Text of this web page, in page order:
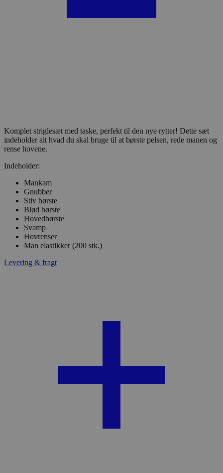
Komplet striglesæt med taske, perfekt til den nye rytter! Dette sæt
indeholder alt hvad du skal bruge til at børste pelsen, rede manen og
rense hovene.
Indeholder:
Mankam
Gnubber
Stiv børste
Blød børste
Hovedbørste
Svamp
Hovrenser
Man elastikker (200 stk.)
Levering & fragt